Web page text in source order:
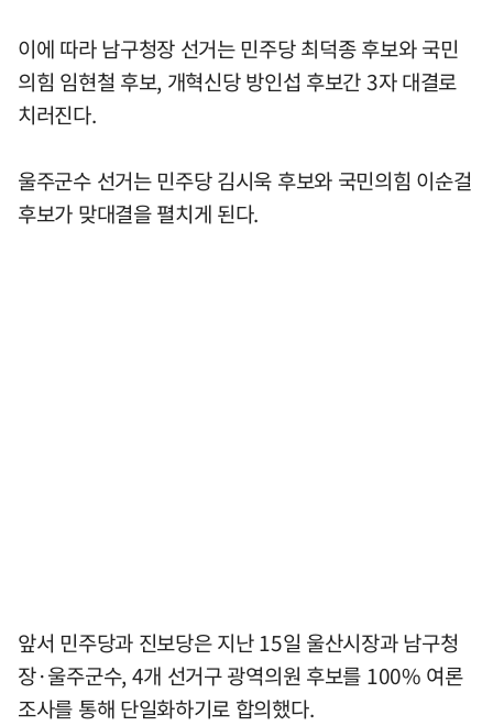
이에 따라 남구청장 선거는 민주당 최덕종 후보와 국민
의힘 임현철 후보, 개혁신당 방인섭 후보간 3자 대결로
치러진다.
울주군수 선거는 민주당 김시욱 후보와 국민의힘 이순걸
후보가 맞대결을 펼치게 된다.
앞서 민주당과 진보당은 지난 15일 울산시장과 남구청
장·울주군수, 4개 선거구 광역의원 후보를 100% 여론
조사를 통해 단일화하기로 합의했다.